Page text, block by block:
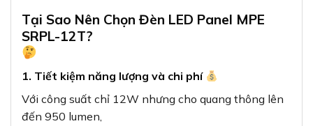
Tại Sao Nên Chọn Đèn LED Panel MPE
SRPL-12T?
1. Tiết kiệm năng lượng và chi phí
Với công suất chỉ 12W nhưng cho quang thông lên
đến 950 lumen,